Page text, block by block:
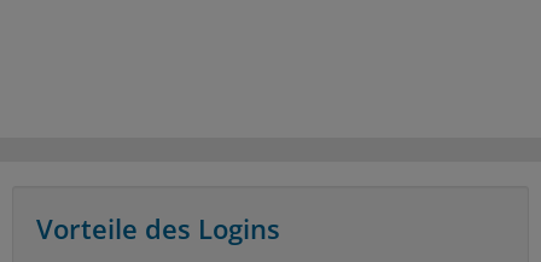
Vorteile des Logins